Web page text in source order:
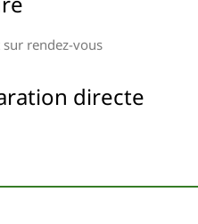
rendez-vous
directe